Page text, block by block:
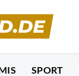
SPORT